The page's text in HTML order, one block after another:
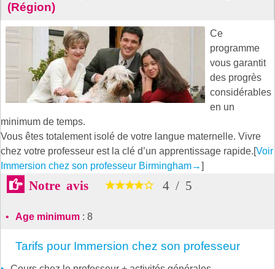
(Région)
Ce
programme
vous garantit
des progrès
considérables
en un
minimum de temps.
Vous êtes totalement isolé de votre langue maternelle. Vivre
chez votre professeur est la clé d’un apprentissage rapide.[Voir
Immersion chez son professeur Birmingham→]
Notre avis 4 / 5
Age minimum : 8
Tarifs pour Immersion chez son professeur